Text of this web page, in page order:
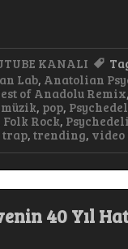
KANALI
Lab, Anatolian
of Anadolu Remix,
müzik, pop,
Rock,
trap, trending, video
40 Yıl